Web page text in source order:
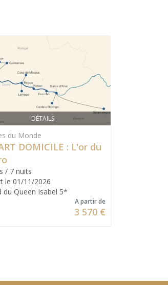
DÉTAILS
du Monde
DOMICILE : L'or du
/ 7 nuits
le 01/11/2026
du Queen Isabel 5*
A partir de
3 570 €